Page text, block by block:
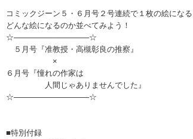
コミックジーン５・６月号２号連続で１枚の絵にな
どんな絵になるのか並べてみよう！
☆──────────────☆
５月号『准教授・高槻彰良の推察』
×
６月号『憧れの作家は
人間じゃありませんでした』
☆──────────────☆
■特別付録